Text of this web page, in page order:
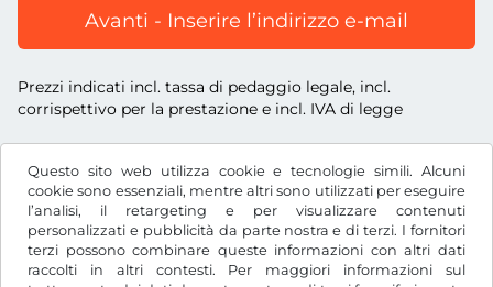
Questo sito web utilizza cookie e tecnologie simili. Alcuni
cookie sono essenziali, mentre altri sono utilizzati per eseguire
l’analisi, il retargeting e per visualizzare contenuti
personalizzati e pubblicità da parte nostra e di terzi. I fornitori
terzi possono combinare queste informazioni con altri dati
raccolti in altri contesti. Per maggiori informazioni sul
Avanti - Inserire l’indirizzo e-mail
Prezzi indicati incl. tassa di pedaggio legale, incl.
corrispettivo per la prestazione e incl. IVA di legge
€EUR